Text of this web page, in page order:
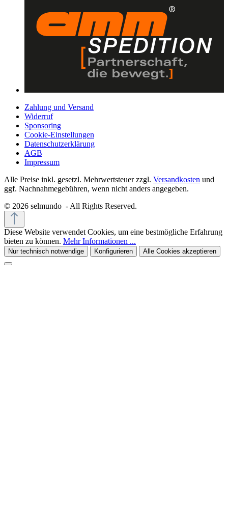
Zahlung und Versand
Widerruf
Sponsoring
Cookie-Einstellungen
Datenschutzerklärung
AGB
Impressum
Alle Preise inkl. gesetzl. Mehrwertsteuer zzgl. Versandkosten und
ggf. Nachnahmegebühren, wenn nicht anders angegeben.
© 2026 selmundo - All Rights Reserved.
Diese Website verwendet Cookies, um eine bestmögliche Erfahrung
bieten zu können. Mehr Informationen ...
Nur technisch notwendige Konfigurieren Alle Cookies akzeptieren